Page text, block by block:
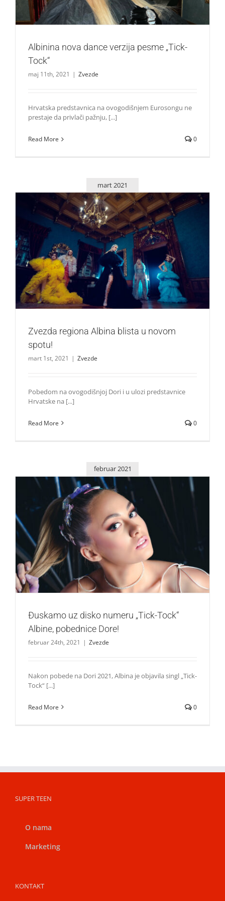
Albinina nova dance verzija pesme „Tick-
Tock“
maj 11th, 2021 | Zvezde
Hrvatska predstavnica na ovogodišnjem Eurosongu ne
prestaje da privlači pažnju, [...]
Read More 0
mart 2021
Zvezda regiona Albina blista u novom spotu!
Zvezde
Zvezda regiona Albina blista u novom
spotu!
mart 1st, 2021 | Zvezde
Pobedom na ovogodišnjoj Dori i u ulozi predstavnice
Hrvatske na [...]
Read More 0
februar 2021
Đuskamo uz disko numeru „Tick-Tock“ Albine, pobednice
Zvezde
Đuskamo uz disko numeru „Tick-Tock“
Albine, pobednice Dore!
februar 24th, 2021 | Zvezde
Nakon pobede na Dori 2021, Albina je objavila singl „Tick-
Tock“ [...]
Read More 0
SUPER TEEN
O nama
Marketing
KONTAKT